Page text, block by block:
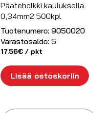
Pääteholkki kauluksella
0,34mm2 500kpl
Tuotenumero: 9050020
Varastosaldo: 5
17.56€ / pkt
Lisää ostoskoriin